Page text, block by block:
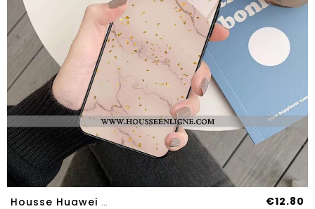
Housse Huawei Mate 10 Créatif Dessin Animé Nouveau Étui Miroir Vent Verre Rose €12.80